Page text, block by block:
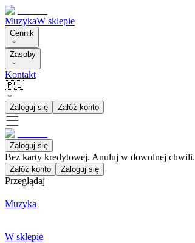
MuzykaW sklepie
Cennik
Zasoby
Kontakt
🇵🇱
Zaloguj się Załóż konto
Zaloguj się
Bez karty kredytowej. Anuluj w dowolnej chwili.
Załóż konto Zaloguj się
Przeglądaj
Muzyka
W sklepie